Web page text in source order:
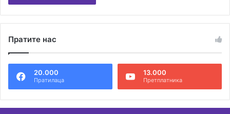
т
н
Пратите нас
20.000
Пратилаца
13.000
Претплатника